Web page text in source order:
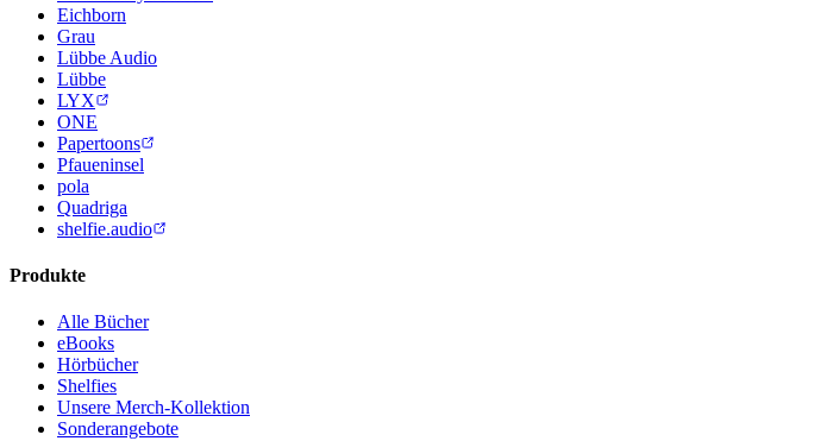
Eichborn
Grau
Lübbe Audio
Lübbe
LYX
ONE
Papertoons
Pfaueninsel
pola
Quadriga
shelfie.audio
Produkte
Alle Bücher
eBooks
Hörbücher
Shelfies
Unsere Merch-Kollektion
Sonderangebote